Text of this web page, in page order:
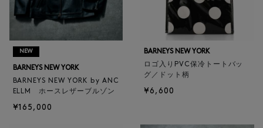
NEW
BARNEYS NEW YORK
BARNEYS NEW YORK by ANC
ELLM ホースレザーブルゾン
¥165,000
BARNEYS NEW YORK
ロゴ入りPVC保冷トートバッ
グ／ドット柄
¥6,600